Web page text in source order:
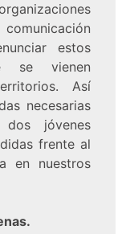
estos
se vienen
Así
necesarias
jóvenes
frente al
en nuestros